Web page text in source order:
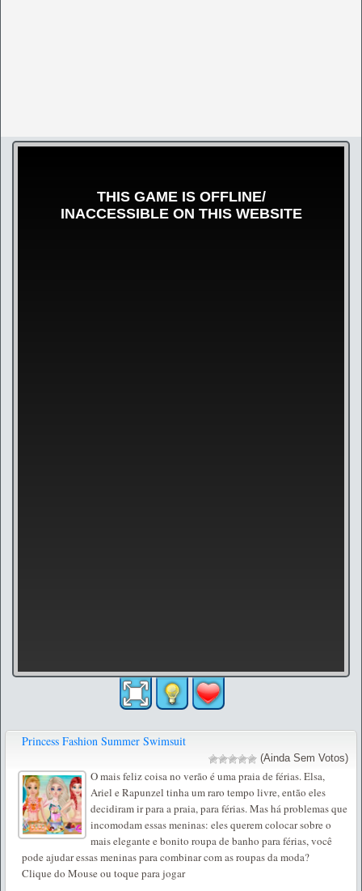
Princess Fashion Summer Swimsuit
(Ainda Sem Votos)
O mais feliz coisa no verão é uma praia de férias. Elsa,
Ariel e Rapunzel tinha um raro tempo livre, então eles
decidiram ir para a praia, para férias. Mas há problemas que
incomodam essas meninas: eles querem colocar sobre o
mais elegante e bonito roupa de banho para férias, você
pode ajudar essas meninas para combinar com as roupas da moda?
Clique do Mouse ou toque para jogar